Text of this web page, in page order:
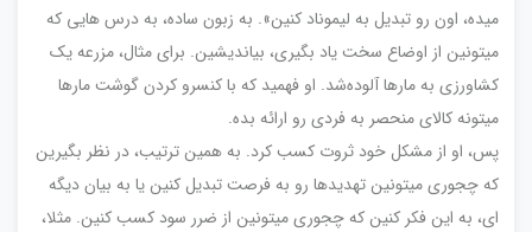
میده، اون رو تبدیل به لیموناد کنین». به زبون ساده، به درس هایی که
میتونین از اوضاع سخت یاد بگیری، بیاندیشین. برای مثال، مزرعه یک
کشاورزی به مارها آلوده‌شد. او فهمید که با کنسرو کردن گوشت مارها
میتونه کالای منحصر به فردی رو ارائه بده.
پس، او از مشکل خود ثروت کسب کرد. به همین ترتیب، در نظر بگیرین
که چجوری میتونین تهدیدها رو به فرصت تبدیل کنین یا به بیان دیگه
ای، به این فکر کنین که چجوری میتونین از ضرر سود کسب کنین. مثلا،